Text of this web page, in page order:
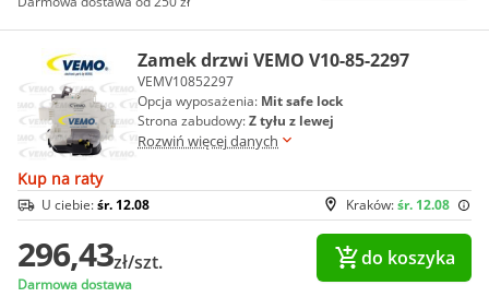
Zamek drzwi VEMO V10-85-2297
VEMV10852297
Opcja wyposażenia: Mit safe lock
Strona zabudowy:Z tyłu z lewej
Rozwiń więcej danych
Kup na raty
Kraków:śr. 12.08
U ciebie:śr. 12.08
296,43zł/szt.
Darmowa dostawa
do koszyka